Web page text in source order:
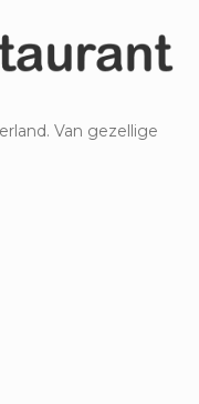
Van gezellige